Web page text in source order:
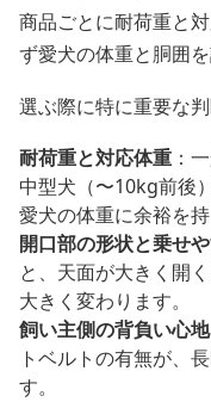
商品ごとに耐荷重と
ず愛犬の体重と胴囲
選ぶ際に特に重要な
耐荷重と対応体重 ：
中型犬（〜10kg前後
愛犬の体重に余裕を
開口部の形状と乗せ
と、天面が大きく開
大きく変わります。
飼い主側の背負い心地
トベルトの有無が、
す。